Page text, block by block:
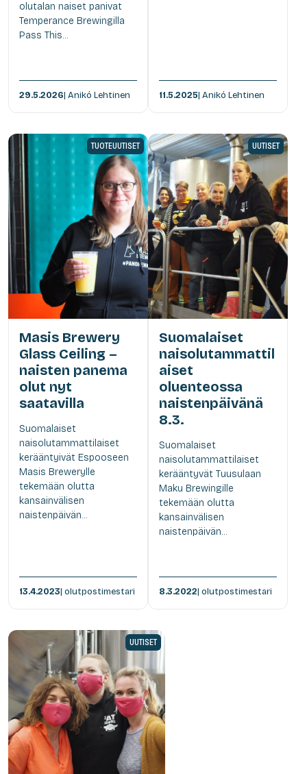
olutalan naiset panivat
Temperance Brewingilla
Pass This...
29.5.2026| Anikó Lehtinen 11.5.2025| Anikó Lehtinen
TUOTEUUTISET
Masis Brewery
Glass Ceiling –
naisten panema
olut nyt
saatavilla
Suomalaiset
naisolutammattilaiset
kerääntyivät Espooseen
Masis Brewerylle
tekemään olutta
kansainvälisen
naistenpäivän...
13.4.2023| olutpostimestari
UUTISET
Suomalaiset
naisolutammattil
aiset
oluenteossa
naistenpäivänä
8.3.
Suomalaiset
naisolutammattilaiset
kerääntyvät Tuusulaan
Maku Brewingille
tekemään olutta
kansainvälisen
naistenpäivän...
8.3.2022| olutpostimestari
UUTISET